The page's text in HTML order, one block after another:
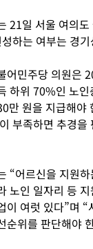
21일 서울 여의
하는 여부는 경
어민주당 의원은
하위 70%인 노인
만 원을 지급해야
부족하면 추경을
“어르신을 지원
노인 일자리 등
이 여럿 있다”며 “
순위를 판단해야